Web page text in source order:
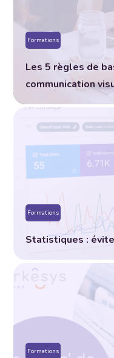
Formations
Les 5 règles de
communication
Formations
Statistiques :
Formations